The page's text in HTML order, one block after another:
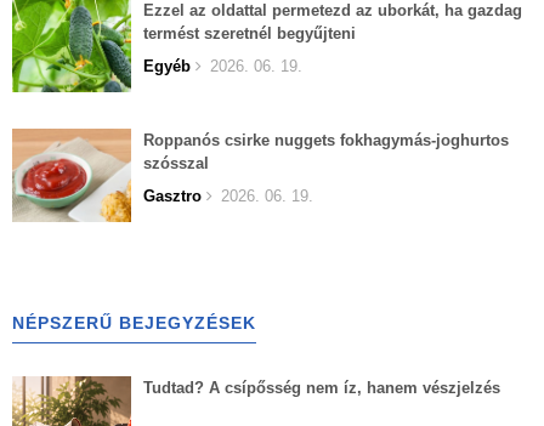
Ezzel az oldattal permetezd az uborkát, ha gazdag
termést szeretnél begyűjteni
Egyéb
2026. 06. 19.
Roppanós csirke nuggets fokhagymás-joghurtos
szósszal
Gasztro
2026. 06. 19.
NÉPSZERŰ BEJEGYZÉSEK
Tudtad? A csípősség nem íz, hanem vészjelzés